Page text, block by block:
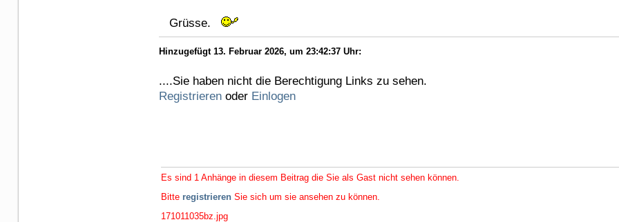
Grüsse.
Hinzugefügt 13. Februar 2026, um 23:42:37 Uhr:
....Sie haben nicht die Berechtigung Links zu sehen.
Registrieren oder Einlogen
Es sind 1 Anhänge in diesem Beitrag die Sie als Gast nicht sehen können.
Bitte registrieren Sie sich um sie ansehen zu können.
171011035bz.jpg